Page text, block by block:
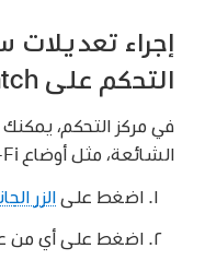
إجراء
التحكم على Apple Watch
في مركز التحكم،
الشائعة، مثل أوضاع Wi-Fi وBluetooth والتركيز.
اضغط علىالزر
اضغط على أي من